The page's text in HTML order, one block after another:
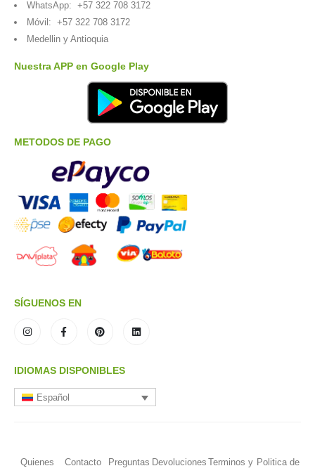
WhatsApp: +57 322 708 3172
Móvil: +57 322 708 3172
Medellin y Antioquia
Nuestra APP en Google Play
METODOS DE PAGO
SÍGUENOS EN
IDIOMAS DISPONIBLES
Español
Quienes
Contacto
Preguntas Devoluciones Terminos y Politica de